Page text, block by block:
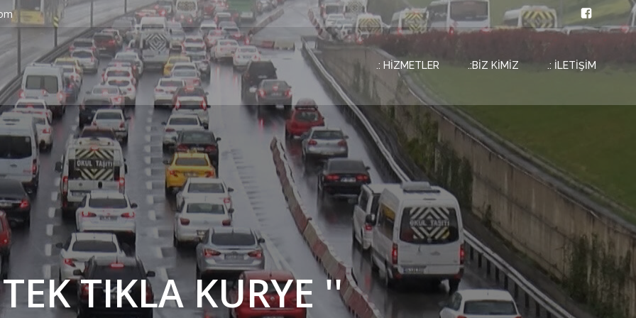
.: HİZMETLER .:BİZ KİMİZ .: İLETİŞİM
TIKLA KURYE ''